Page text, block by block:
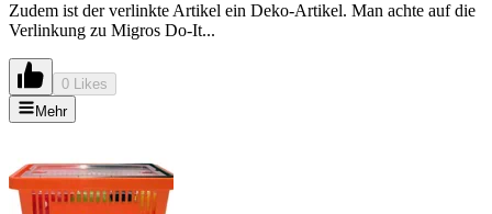
Zudem ist der verlinkte Artikel ein Deko-Artikel. Man achte auf die
Verlinkung zu Migros Do-It...
0 Likes
Mehr